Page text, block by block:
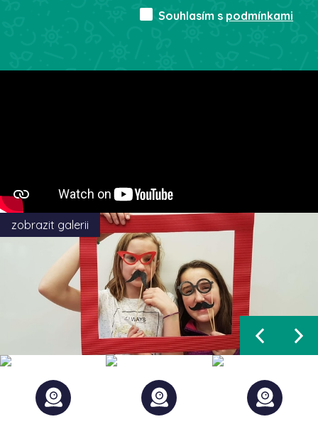
Souhlasím s podmínkami
zobrazit galerii